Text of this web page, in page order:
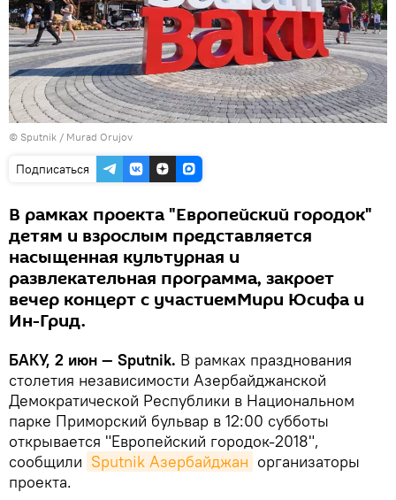
© Sputnik / Murad Orujov
Подписаться
В рамках проекта "Европейский городок"
детям и взрослым представляется
насыщенная культурная и
развлекательная программа, закроет
вечер концерт с участиемМири Юсифа и
Ин-Грид.
БАКУ, 2 июн — Sputnik. В рамках празднования
столетия независимости Азербайджанской
Демократической Республики в Национальном
парке Приморский бульвар в 12:00 субботы
открывается "Европейский городок-2018",
сообщили Sputnik Азербайджан организаторы
проекта.